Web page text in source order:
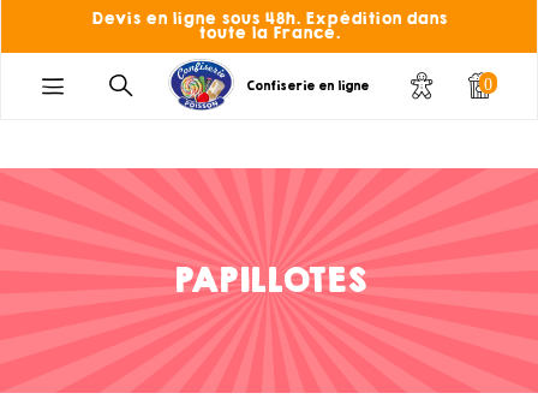
Devis en ligne sous 48h. Expédition dans
toute la France.
Confiserie en ligne 0
PAPILLOTES